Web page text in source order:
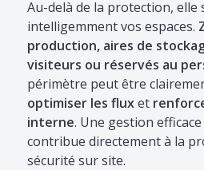
Au-delà de la protection, elle
intelligemment vos espaces.
production, aires de
visiteurs ou réservés au
périmètre peut être
optimiser les fluxet
interne. Une gestion
contribue directement à la
sécurité sur site.